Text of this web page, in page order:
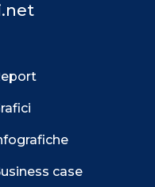
case